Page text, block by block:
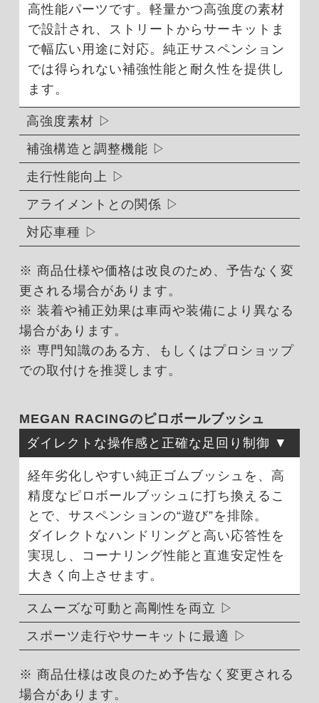
高性能パーツです。軽量かつ高強度の素材
で設計され、ストリートからサーキットま
で幅広い用途に対応。純正サスペンション
では得られない補強性能と耐久性を提供し
ます。
高強度素材
補強構造と調整機能
走行性能向上
アライメントとの関係
対応車種
※ 商品仕様や価格は改良のため、予告なく変
更される場合があります。
※ 装着や補正効果は車両や装備により異なる
場合があります。
※ 専門知識のある方、もしくはプロショップ
での取付けを推奨します。
MEGAN RACINGのピロボールブッシュ
ダイレクトな操作感と正確な足回り制御
経年劣化しやすい純正ゴムブッシュを、高
精度なピロボールブッシュに打ち換えるこ
とで、サスペンションの“遊び”を排除。
ダイレクトなハンドリングと高い応答性を
実現し、コーナリング性能と直進安定性を
大きく向上させます。
スムーズな可動と高剛性を両立
スポーツ走行やサーキットに最適
※ 商品仕様は改良のため予告なく変更される
場合があります。